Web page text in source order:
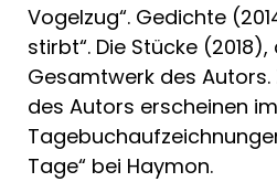
Vogelzug“. Gedichte
stirbt“. Die Stücke
Gesamtwerk des Autors.
des Autors erscheinen
Tage“ bei Haymon.